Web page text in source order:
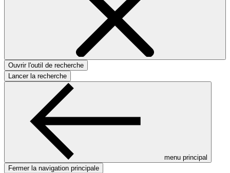
Ouvrir l'outil de recherche
Lancer la recherche
menu principal
Fermer la navigation principale